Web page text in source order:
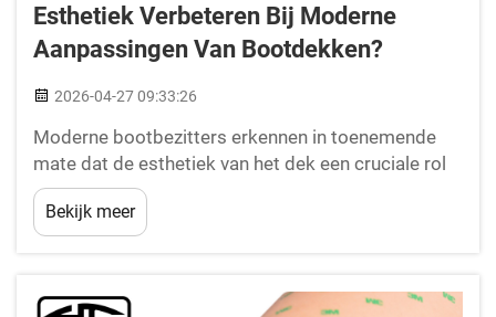
Esthetiek Verbeteren Bij Moderne
Aanpassingen Van Bootdekken?
2026-04-27 09:33:26
Moderne bootbezitters erkennen in toenemende
mate dat de esthetiek van het dek een cruciale rol
speelt bij de algehele aantrekkelijkheid en
marktwaarde van hun vaartuig. De keuze van het
dekmateriaal heeft niet alleen invloed op de visuele
Bekijk meer